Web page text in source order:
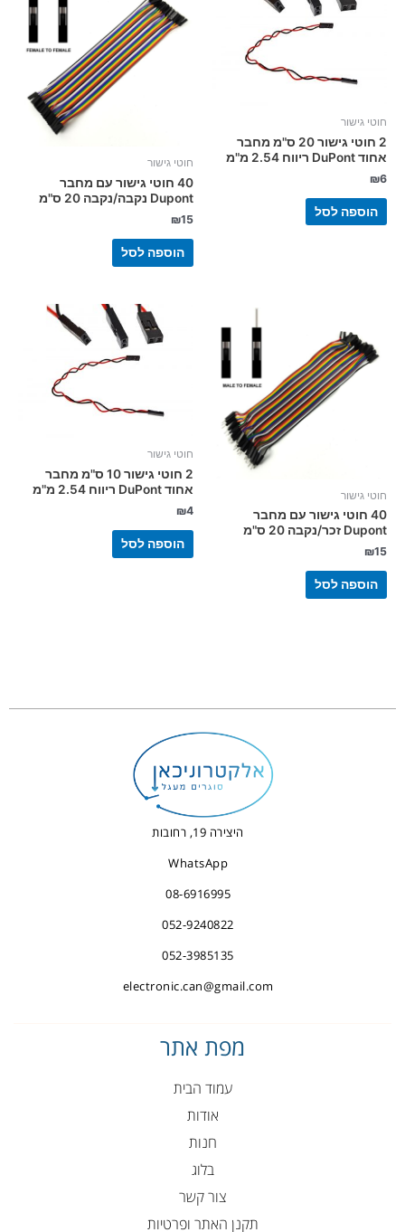
חוטי גישור
2 חוטי גישור 20 ס"מ מחבר
אחוד DuPont ריווח 2.54 מ"מ
₪6
הוספה לסל
חוטי גישור
40 חוטי גישור עם מחבר
Dupont נקבה/נקבה 20 ס"מ
₪15
הוספה לסל
חוטי גישור
40 חוטי גישור עם מחבר
Dupont זכר/נקבה 20 ס"מ
₪15
הוספה לסל
חוטי גישור
2 חוטי גישור 10 ס"מ מחבר
אחוד DuPont ריווח 2.54 מ"מ
₪4
הוספה לסל
היצירה 19, רחובות
WhatsApp
08-6916995
052-9240822
052-3985135
electronic.can@gmail.com
מפת אתר
עמוד הבית
אודות
חנות
בלוג
צור קשר
תקנן האתר ופרטיות